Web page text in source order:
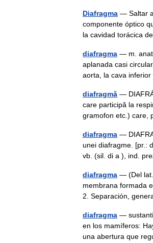
Diafragma — Saltar
componente óptico
la cavidad torácica
diafragma — m.
aplanada casi
aorta, la cava
diafragmă —
care participă la
gramofon etc.)
diafragma —
unei diafragme. [pr.:
vb. (sil. di a ), ind.
diafragma — (Del lat.
membrana formada
2. Separación,
diafragma —
en los mamíferos:
una abertura que